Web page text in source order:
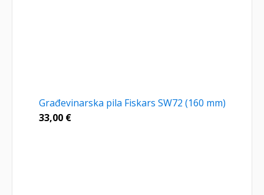
Građevinarska pila Fiskars SW72 (160 mm)
33,00 €